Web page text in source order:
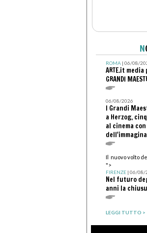
N
ROMA| 06/08/
ARTE.it
GRANDI
06/08/2026
I Grandi
a Herzog,
al cinema
Il nuovo volto
">
FIRENZE| 06/08/
Nel futuro
anni la
LEGGI TUTTO >